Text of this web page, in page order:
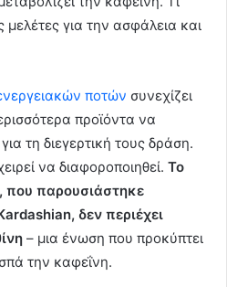
μελέτες για την ασφάλεια και
ποτών συνεχίζει
προϊόντα να
τη διεγερτική τους δράση.
να διαφοροποιηθεί. Το
που παρουσιάστηκε
δεν περιέχει
– μια ένωση που προκύπτει
την καφεΐνη.